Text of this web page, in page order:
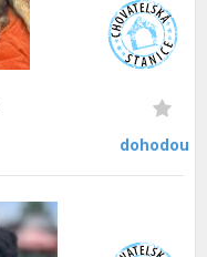
dohodou